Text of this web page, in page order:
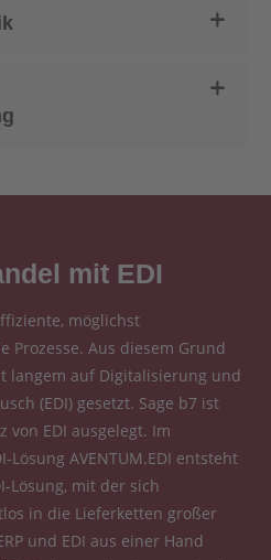
mit EDI
möglichst
Prozesse. Aus diesem Grund
langem auf Digitalisierung und
(EDI) gesetzt. Sage b7 ist
von EDI ausgelegt. Im
AVENTUM.EDI entsteht
Lösung, mit der sich
in die Lieferketten großer
und EDI aus einer Hand